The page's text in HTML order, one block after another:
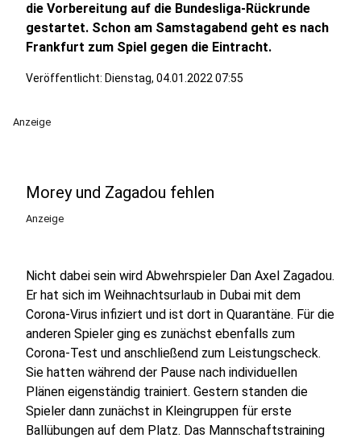
die Vorbereitung auf die Bundesliga-Rückrunde
gestartet. Schon am Samstagabend geht es nach
Frankfurt zum Spiel gegen die Eintracht.
Veröffentlicht: Dienstag, 04.01.2022 07:55
Anzeige
Morey und Zagadou fehlen
Anzeige
Nicht dabei sein wird Abwehrspieler Dan Axel Zagadou.
Er hat sich im Weihnachtsurlaub in Dubai mit dem
Corona-Virus infiziert und ist dort in Quarantäne. Für die
anderen Spieler ging es zunächst ebenfalls zum
Corona-Test und anschließend zum Leistungscheck.
Sie hatten während der Pause nach individuellen
Plänen eigenständig trainiert. Gestern standen die
Spieler dann zunächst in Kleingruppen für erste
Ballübungen auf dem Platz. Das Mannschaftstraining